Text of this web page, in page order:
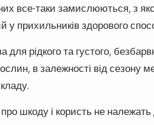
все-таки замислюються, з
у прихильників здорового
для рідкого та густого,
в залежності від сезону
шкоду і користь не належать